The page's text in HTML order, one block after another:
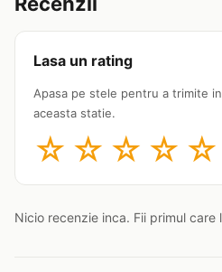
Lasa un rating
Apasa pe stele pentru a trimite
aceasta statie.
☆ ☆ ☆ ☆ ☆
Nicio recenzie inca. Fii primul care